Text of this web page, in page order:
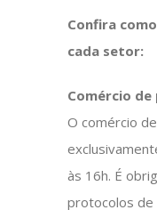
Confira
cada setor:
Comércio de
O comércio
às 16h. É
protocolos de